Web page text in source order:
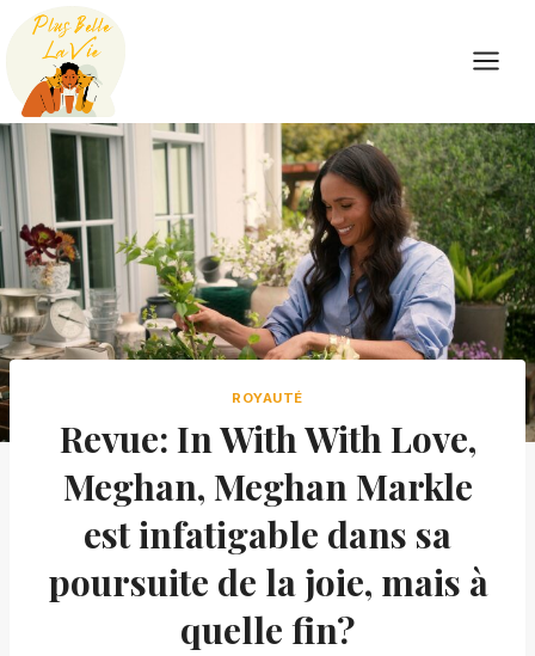
Skip
content
ROYAUTÉ
Revue: In With With Love,
Meghan, Meghan Markle
est infatigable dans sa
poursuite de la joie, mais à
quelle fin?